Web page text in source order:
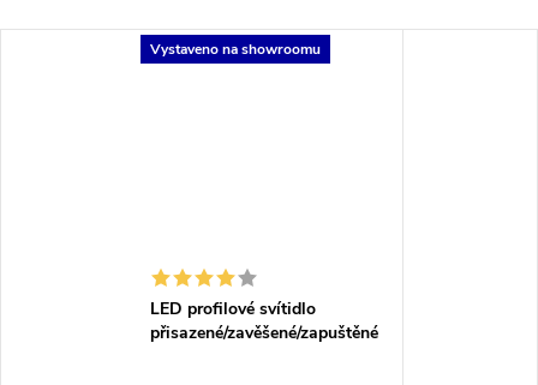
Vystaveno na showroomu
LED profilové svítidlo
přisazené/zavěšené/zapuštěné